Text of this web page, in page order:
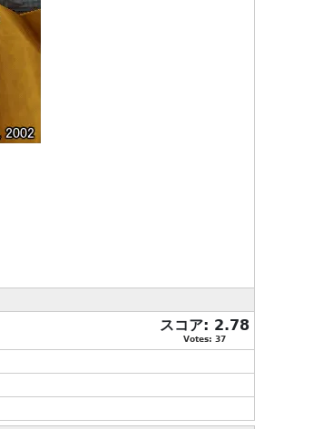
スコア: 2.78
Votes: 37